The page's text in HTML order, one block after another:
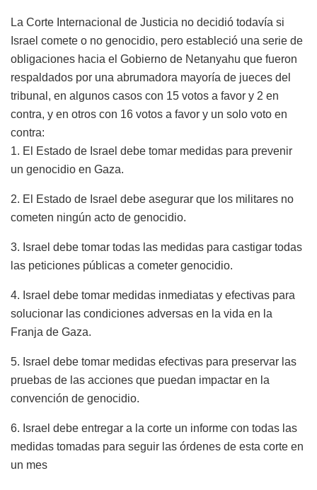
La Corte Internacional de Justicia no decidió todavía si
Israel comete o no genocidio, pero estableció una serie de
obligaciones hacia el Gobierno de Netanyahu que fueron
respaldados por una abrumadora mayoría de jueces del
tribunal, en algunos casos con 15 votos a favor y 2 en
contra, y en otros con 16 votos a favor y un solo voto en
contra:
1.⁠ ⁠El Estado de Israel debe tomar medidas para prevenir
un genocidio en Gaza.
2.⁠ ⁠El Estado de Israel debe asegurar que los militares no
cometen ningún acto de genocidio.
3.⁠ ⁠Israel debe tomar todas las medidas para castigar todas
las peticiones públicas a cometer genocidio.
4.⁠ ⁠Israel debe tomar medidas inmediatas y efectivas para
solucionar las condiciones adversas en la vida en la
Franja de Gaza.
5.⁠ ⁠Israel debe tomar medidas efectivas para preservar las
pruebas de las acciones que puedan impactar en la
convención de genocidio.
6.⁠ ⁠Israel debe entregar a la corte un informe con todas las
medidas tomadas para seguir las órdenes de esta corte en
un mes